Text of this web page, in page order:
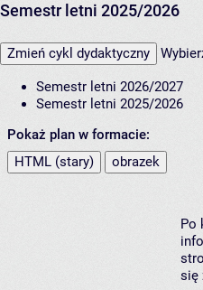
Semestr letni 2025/2026
Zmień cykl dydaktyczny
Semestr letni 2026/2027
Semestr letni 2025/2026
Pokaż plan w formacie:
HTML (stary)
obrazek
Po
się